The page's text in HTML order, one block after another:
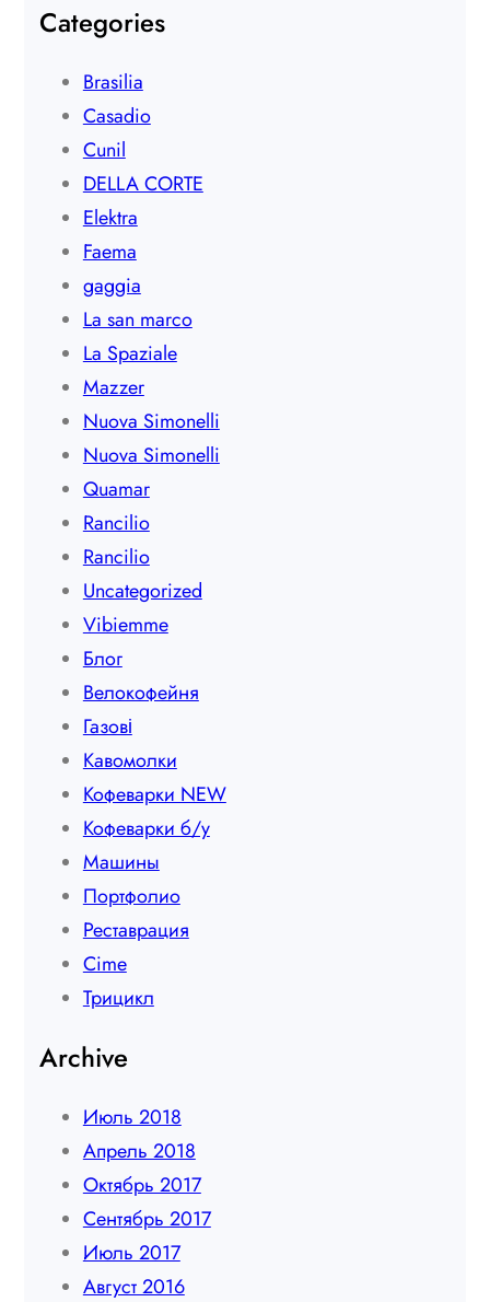
Categories
Brasilia
Casadio
Cunil
DELLA CORTE
Elektra
Faema
gaggia
La san marco
La Spaziale
Mazzer
Nuova Simonelli
Nuova Simonelli
Quamar
Rancilio
Rancilio
Uncategorized
Vibiemme
Блог
Велокофейня
Газові
Кавомолки
Кофеварки NEW
Кофеварки б/у
Машины
Портфолио
Реставрация
Сime
Трицикл
Archive
Июль 2018
Апрель 2018
Октябрь 2017
Сентябрь 2017
Июль 2017
Август 2016